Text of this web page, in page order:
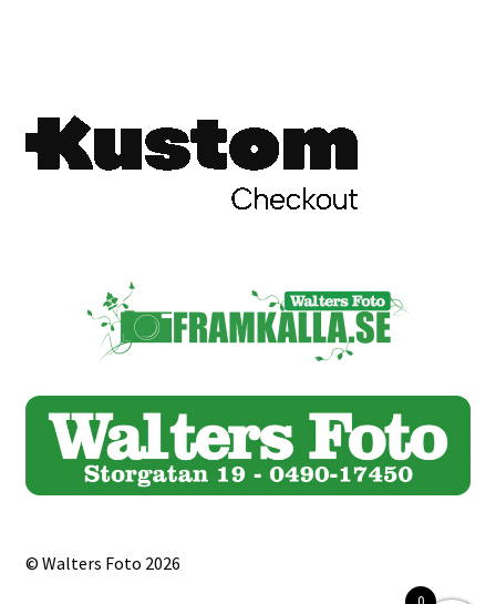
Skrivare & Tillbehör
Bildtjänster
Framkallning – Digitalt
© Walters Foto 2026